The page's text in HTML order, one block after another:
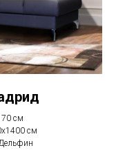
см
см